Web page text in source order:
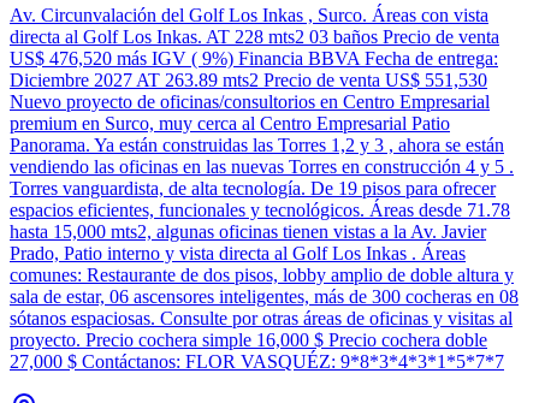
Av. Circunvalación del Golf Los Inkas , Surco. Áreas con vista
directa al Golf Los Inkas. AT 228 mts2 03 baños Precio de venta
US$ 476,520 más IGV ( 9%) Financia BBVA Fecha de entrega:
Diciembre 2027 AT 263.89 mts2 Precio de venta US$ 551,530
Nuevo proyecto de oficinas/consultorios en Centro Empresarial
premium en Surco, muy cerca al Centro Empresarial Patio
Panorama. Ya están construidas las Torres 1,2 y 3 , ahora se están
vendiendo las oficinas en las nuevas Torres en construcción 4 y 5 .
Torres vanguardista, de alta tecnología. De 19 pisos para ofrecer
espacios eficientes, funcionales y tecnológicos. Áreas desde 71.78
hasta 15,000 mts2, algunas oficinas tienen vistas a la Av. Javier
Prado, Patio interno y vista directa al Golf Los Inkas . Áreas
comunes: Restaurante de dos pisos, lobby amplio de doble altura y
sala de estar, 06 ascensores inteligentes, más de 300 cocheras en 08
sótanos espaciosas. Consulte por otras áreas de oficinas y visitas al
proyecto. Precio cochera simple 16,000 $ Precio cochera doble
27,000 $ Contáctanos: FLOR VASQUÉZ: 9*8*3*4*3*1*5*7*7